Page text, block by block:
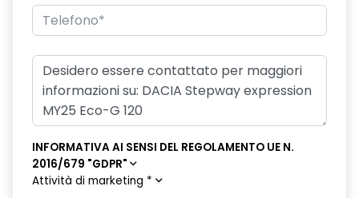
INFORMATIVA AI SENSI DEL REGOLAMENTO UE N.
2016/679 "GDPR"
Attività di marketing *